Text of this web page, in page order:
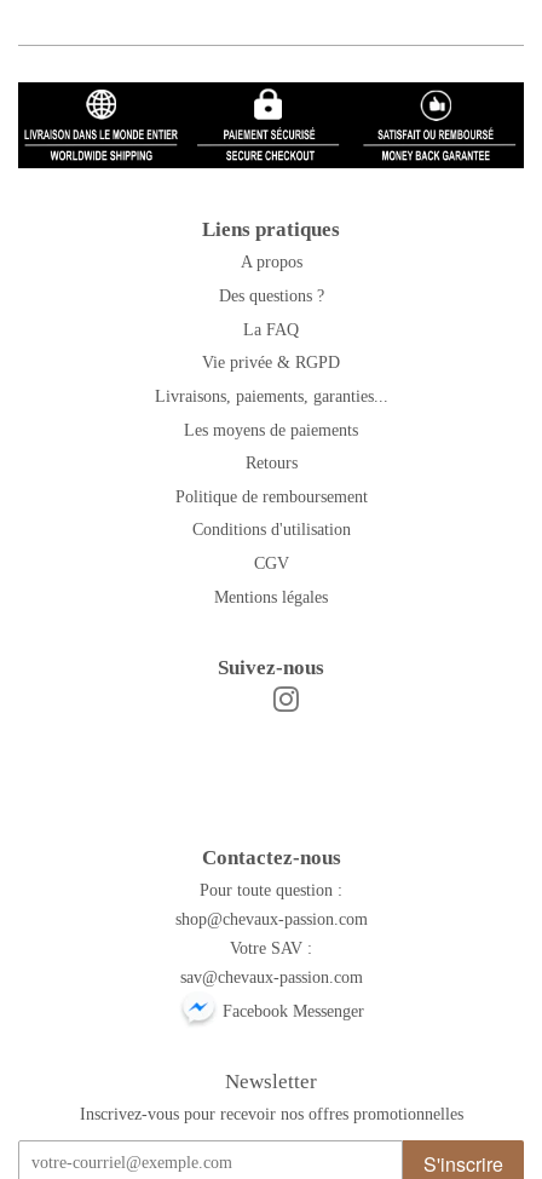
Liens pratiques
A propos
Des questions ?
La FAQ
Vie privée & RGPD
Livraisons, paiements, garanties...
Les moyens de paiements
Retours
Politique de remboursement
Conditions d'utilisation
CGV
Mentions légales
Suivez-nous
Facebook
Contactez-nous
Pour toute question :
shop@chevaux-passion.com
Votre SAV :
sav@chevaux-passion.com
Facebook Messenger
Newsletter
Inscrivez-vous pour recevoir nos offres promotionnelles
S'inscrire